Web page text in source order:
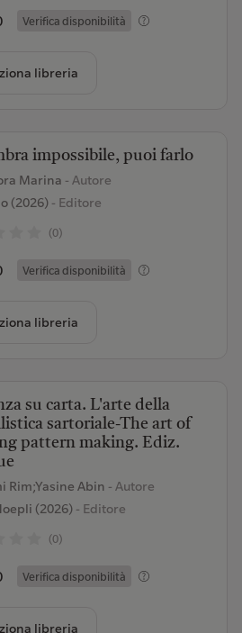
Verifica disponibilità
libreria
impossibile, puoi farlo
Marina - Autore
(2026)- Editore
(0)
Verifica disponibilità
libreria
su carta. L'arte della
sartoriale-The art of
pattern making. Ediz.
Rim;Yasine Abin - Autore
(2026)- Editore
(0)
Verifica disponibilità
libreria